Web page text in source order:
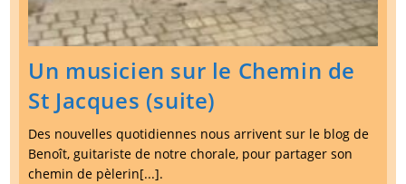
Un musicien sur le Chemin de
St Jacques (suite)
Des nouvelles quotidiennes nous arrivent sur le blog de
Benoît, guitariste de notre chorale, pour partager son
chemin de pèlerin[...].